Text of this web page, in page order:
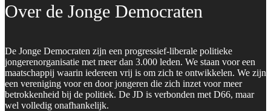
Over de Jonge Democraten
De Jonge Democraten zijn een progressief-liberale politieke
jongerenorganisatie met meer dan 3.000 leden. We staan voor een
maatschappij waarin iedereen vrij is om zich te ontwikkelen. We zijn
een vereniging voor en door jongeren die zich inzet voor meer
betrokkenheid bij de politiek. De JD is verbonden met D66, maar
wel volledig onafhankelijk.